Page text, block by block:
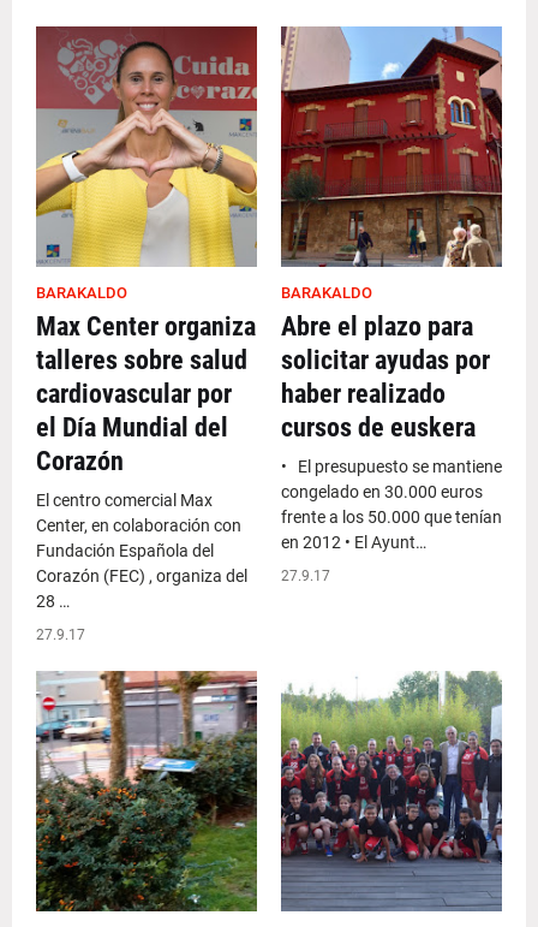
BARAKALDO
Max Center organiza
talleres sobre salud
cardiovascular por
el Día Mundial del
Corazón
El centro comercial Max
Center, en colaboración con
Fundación Española del
Corazón (FEC) , organiza del
28 …
27.9.17
BARAKALDO
Abre el plazo para
solicitar ayudas por
haber realizado
cursos de euskera
• El presupuesto se mantiene
congelado en 30.000 euros
frente a los 50.000 que tenían
en 2012 • El Ayunt…
27.9.17